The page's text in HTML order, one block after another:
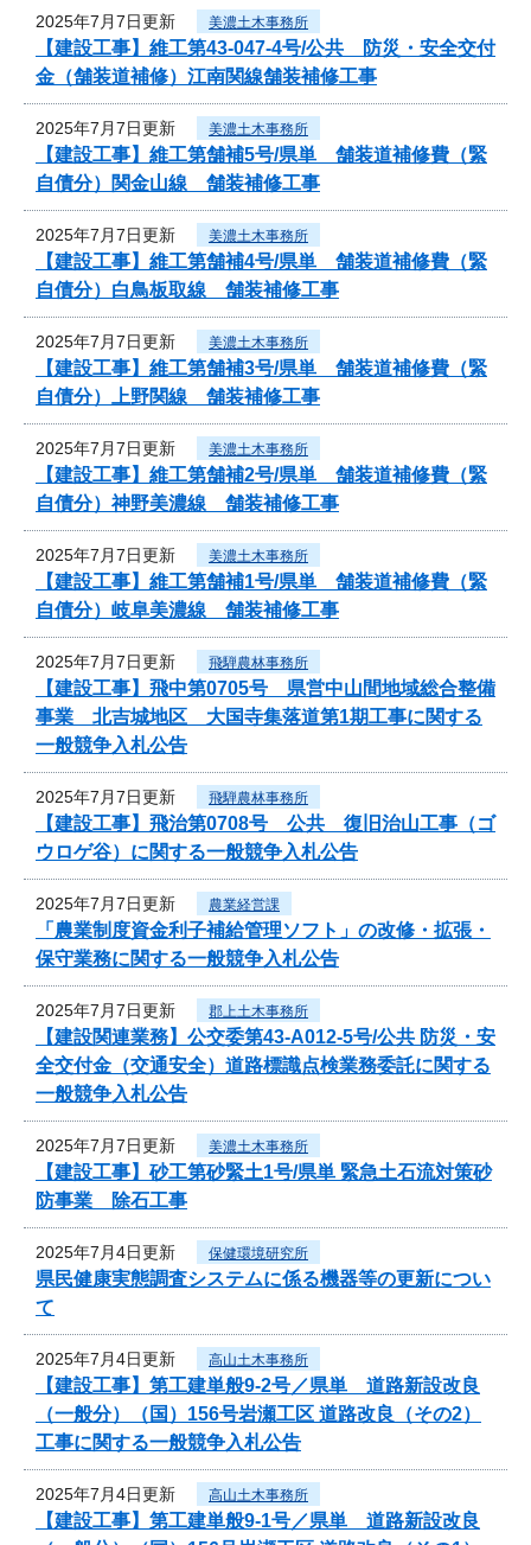
2025年7月7日更新 美濃土木事務所
【建設工事】維工第43-047-4号/公共 防災・安全交付
金（舗装道補修）江南関線舗装補修工事
2025年7月7日更新 美濃土木事務所
【建設工事】維工第舗補5号/県単 舗装道補修費（緊
自債分）関金山線 舗装補修工事
2025年7月7日更新 美濃土木事務所
【建設工事】維工第舗補4号/県単 舗装道補修費（緊
自債分）白鳥板取線 舗装補修工事
2025年7月7日更新 美濃土木事務所
【建設工事】維工第舗補3号/県単 舗装道補修費（緊
自債分）上野関線 舗装補修工事
2025年7月7日更新 美濃土木事務所
【建設工事】維工第舗補2号/県単 舗装道補修費（緊
自債分）神野美濃線 舗装補修工事
2025年7月7日更新 美濃土木事務所
【建設工事】維工第舗補1号/県単 舗装道補修費（緊
自債分）岐阜美濃線 舗装補修工事
2025年7月7日更新 飛騨農林事務所
【建設工事】飛中第0705号 県営中山間地域総合整備
事業 北吉城地区 大国寺集落道第1期工事に関する
一般競争入札公告
2025年7月7日更新 飛騨農林事務所
【建設工事】飛治第0708号 公共 復旧治山工事（ゴ
ウロゲ谷）に関する一般競争入札公告
2025年7月7日更新 農業経営課
「農業制度資金利子補給管理ソフト」の改修・拡張・
保守業務に関する一般競争入札公告
2025年7月7日更新 郡上土木事務所
【建設関連業務】公交委第43-A012-5号/公共 防災・安
全交付金（交通安全）道路標識点検業務委託に関する
一般競争入札公告
2025年7月7日更新 美濃土木事務所
【建設工事】砂工第砂緊土1号/県単 緊急土石流対策砂
防事業 除石工事
2025年7月4日更新 保健環境研究所
県民健康実態調査システムに係る機器等の更新につい
て
2025年7月4日更新 高山土木事務所
【建設工事】第工建単般9-2号／県単 道路新設改良
（一般分）（国）156号岩瀬工区 道路改良（その2）
工事に関する一般競争入札公告
2025年7月4日更新 高山土木事務所
【建設工事】第工建単般9-1号／県単 道路新設改良